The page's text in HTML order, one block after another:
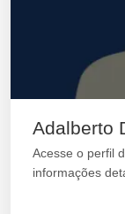
Adalberto
Acesse o perfil
informações